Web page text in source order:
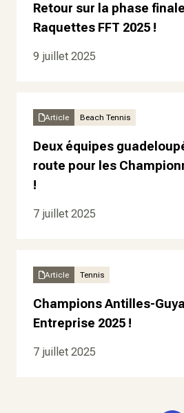
Retour sur la phase
Raquettes FFT 2025 !
9 juillet 2025
Article Beach Tennis
Deux équipes
route pour les
!
7 juillet 2025
Article Tennis
Champions Antilles-
Entreprise 2025 !
7 juillet 2025